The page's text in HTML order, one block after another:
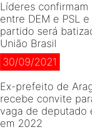
Líderes confirmam
entre DEM e PSL
partido será
União Brasil
30/09/2021
Ex-prefeito de
recebe convite
vaga de deputado
em 2022